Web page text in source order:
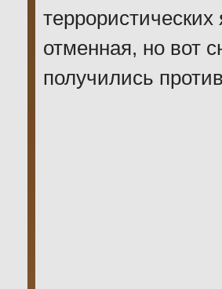
отменная, но вот
получились